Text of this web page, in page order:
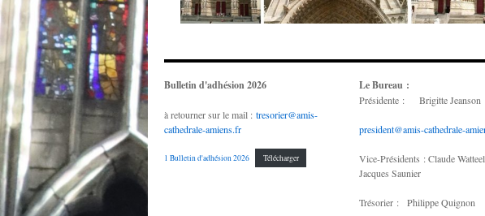
Bulletin d'adhésion 2026
à retourner sur le mail : tresorier@amis-
cathedrale-amiens.fr
1 Bulletin d'adhésion 2026 Télécharger
Le Bureau :
Présidente : Brigitte Jeanson
president@amis-cathedrale-
Vice-Présidents : Claude
Jacques Saunier
Trésorier : Philippe Quignon